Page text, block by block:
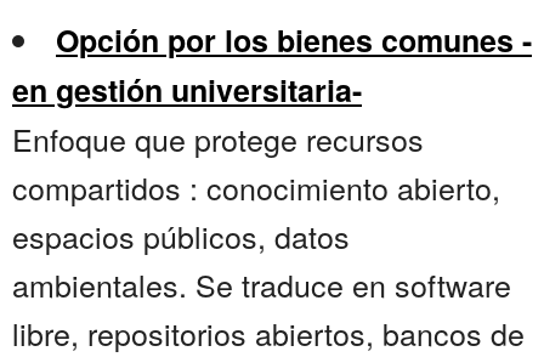
Opción por los bienes comunes -
en gestión universitaria-
Enfoque que protege recursos
compartidos : conocimiento abierto,
espacios públicos, datos
ambientales. Se traduce en software
libre, repositorios abiertos, bancos de